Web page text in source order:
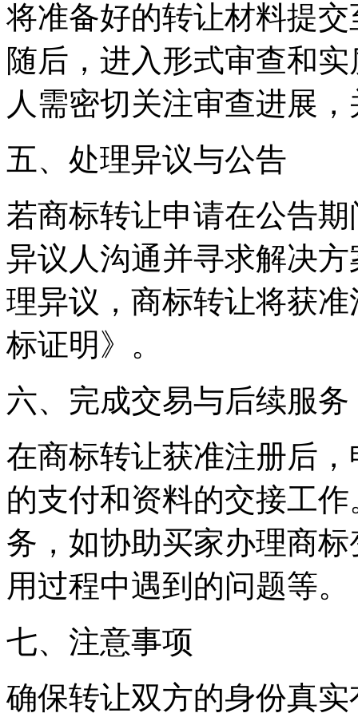
将准备好的转让材料提
随后，进入形式审查和
人需密切关注审查进展
五、处理异议与公告
若商标转让申请在公告
异议人沟通并寻求解决
理异议，商标转让将获
标证明》。
六、完成交易与后续服务
在商标转让获准注册后
的支付和资料的交接工
务，如协助买家办理商
用过程中遇到的问题等。
七、注意事项
确保转让双方的身份真实